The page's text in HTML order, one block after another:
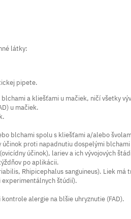
látky:
pipete.
a kliešťami u mačiek, ničí všetky
u mačiek.
blchami spolu s kliešťami a/alebo
proti napadnutiu dospelými
účinok), lariev a ich vývojových
po aplikácii.
Rhipicephalus sanguineus). Liek má
štúdií).
alergie na blšie uhryznutie (FAD).